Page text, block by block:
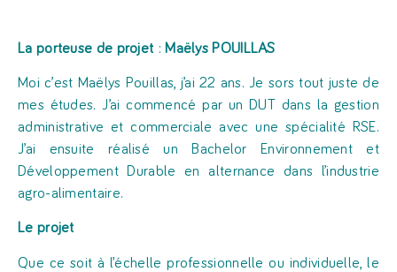
La porteuse de projet : Maëlys POUILLAS
Moi c’est Maëlys Pouillas, j’ai 22 ans. Je sors tout juste de
mes études. J’ai commencé par un DUT dans la gestion
administrative et commerciale avec une spécialité RSE.
J’ai ensuite réalisé un Bachelor Environnement et
Développement Durable en alternance dans l’industrie
agro-alimentaire.
Le projet
Que ce soit à l’échelle professionnelle ou individuelle, le